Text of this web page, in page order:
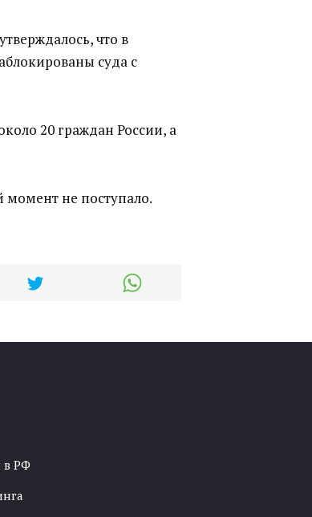
что в
суда с
20 граждан России, а
не поступало.
в РФ